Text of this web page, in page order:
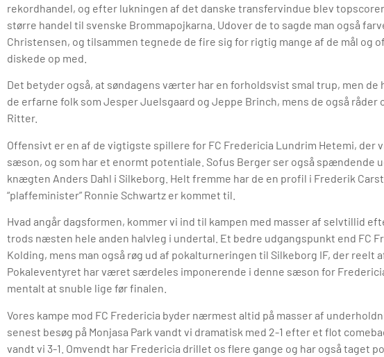
rekordhandel, og efter lukningen af det danske transfervindue blev
større handel til svenske Brommapojkarna. Udover de to sagde man også
Christensen, og tilsammen tegnede de fire sig for rigtig mange af de mål og
diskede op med.
Det betyder også, at søndagens værter har en forholdsvist smal trup, men
de erfarne folk som Jesper Juelsgaard og Jeppe Brinch, mens de også
Ritter.
Offensivt er en af de vigtigste spillere for FC Fredericia Lundrim Hetemi, der
sæson, og som har et enormt potentiale. Sofus Berger ser også spændende
knægten Anders Dahl i Silkeborg. Helt fremme har de en profil i Frederik
“plaffeminister” Ronnie Schwartz er kommet til.
Hvad angår dagsformen, kommer vi ind til kampen med masser af selvtillid
trods næsten hele anden halvleg i undertal. Et bedre udgangspunkt end FC
Kolding, mens man også røg ud af pokalturneringen til Silkeborg IF, der reelt
Pokaleventyret har været særdeles imponerende i denne sæson for
mentalt at snuble lige før finalen.
Vores kampe mod FC Fredericia byder nærmest altid på masser af
senest besøg på Monjasa Park vandt vi dramatisk med 2-1 efter et flot
vandt vi 3-1. Omvendt har Fredericia drillet os flere gange og har også taget